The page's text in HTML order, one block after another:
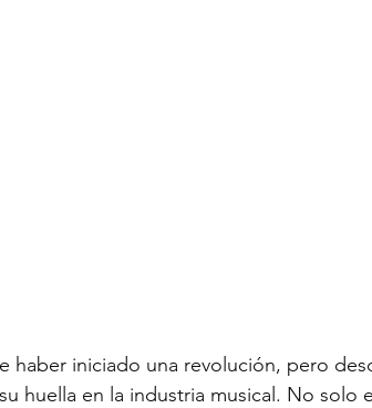
haber iniciado una revolución, pero
huella en la industria musical. No solo